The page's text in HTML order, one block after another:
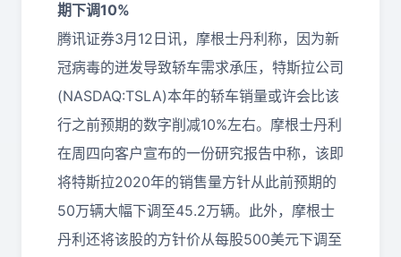
期下调10%
腾讯证券3月12日讯，摩根士丹利称，因为新
冠病毒的迸发导致轿车需求承压，特斯拉公司
(NASDAQ:TSLA)本年的轿车销量或许会比该
行之前预期的数字削减10%左右。摩根士丹利
在周四向客户宣布的一份研究报告中称，该即
将特斯拉2020年的销售量方针从此前预期的
50万辆大幅下调至45.2万辆。此外，摩根士
丹利还将该股的方针价从每股500美元下调至